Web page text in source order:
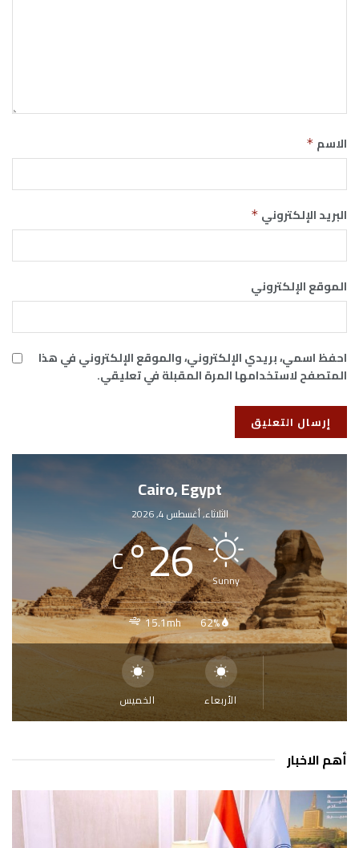
الاسم *
البريد الإلكتروني *
الموقع الإلكتروني
احفظ اسمي، بريدي الإلكتروني، والموقع الإلكتروني في هذا
المتصفح لاستخدامها المرة المقبلة في تعليقي.
Cairo, Egypt
الثلاثاء, أغسطس 4, 2026
Sunny
26
°
C
62%
15.1mh
الأربعاء الخميس
أهم الاخبار